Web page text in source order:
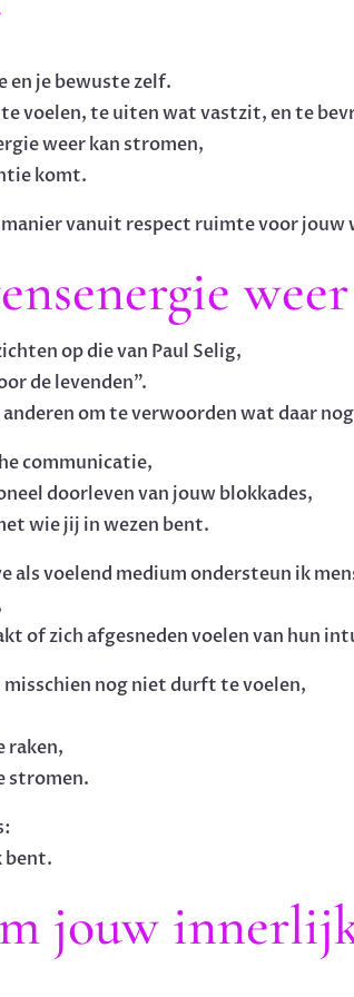
en je bewuste zelf.
voelen, te uiten wat vastzit, en te
weer kan stromen,
komt.
vanuit respect ruimte voor jouw
op die van Paul Selig,
de levenden”.
om te verwoorden wat daar
communicatie,
doorleven van jouw blokkades,
wie jij in wezen bent.
als voelend medium ondersteun ik
of zich afgesneden voelen van hun
nog niet durft te voelen,
raken,
stromen.
bent.
jouw